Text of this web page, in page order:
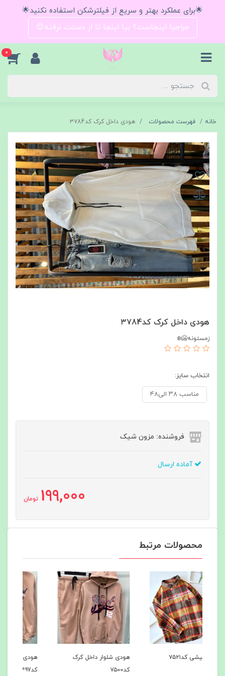
🌟برای عملکرد بهتر و سریع از فیلترشکن استفاده نکنید🌟
حراجیا اینجاست؟ بیا اینجا تا از دستت نرفته😍
0
خانه فهرست محصولات هودی داخل کرک کد۳۷84
هودی داخل کرک کد۳۷84
زمستونه🥶❄️
انتخاب سایز:
مناسب ۳۸ الی۴۸
فروشنده: مزون شیک
آماده ارسال
199,000 تومان
محصولات مرتبط
هودی شلوار داخل کرک
هودی شلوار داخل کرک